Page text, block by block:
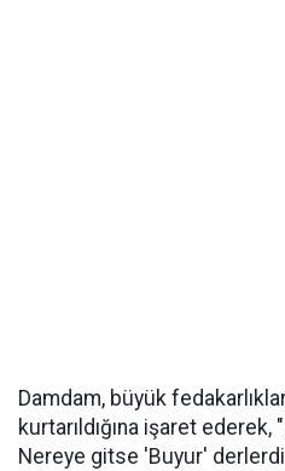
Damdam, büyük
kurtarıldığına işaret ederek,
Nereye gitse 'Buyur'